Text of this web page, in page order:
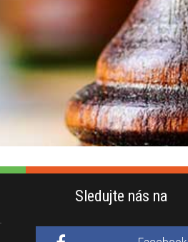
Sledujte nás na